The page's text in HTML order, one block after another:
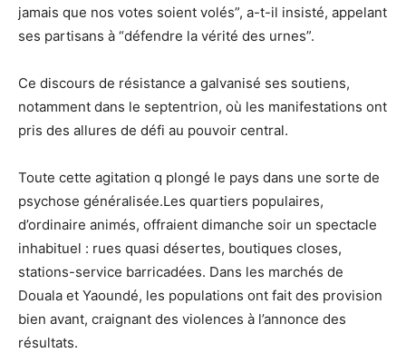
jamais que nos votes soient volés”, a-t-il insisté, appelant
ses partisans à “défendre la vérité des urnes”.
Ce discours de résistance a galvanisé ses soutiens,
notamment dans le septentrion, où les manifestations ont
pris des allures de défi au pouvoir central.
Toute cette agitation q plongé le pays dans une sorte de
psychose généralisée.Les quartiers populaires,
d’ordinaire animés, offraient dimanche soir un spectacle
inhabituel : rues quasi désertes, boutiques closes,
stations-service barricadées. Dans les marchés de
Douala et Yaoundé, les populations ont fait des provision
bien avant, craignant des violences à l’annonce des
résultats.